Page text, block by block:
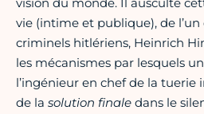
vision du monde. Il ausculte
vie (intime et publique), de l’un
criminels hitlériens, Heinrich
les mécanismes par lesquels
l’ingénieur en chef de la tuerie
de la solution finale dans le